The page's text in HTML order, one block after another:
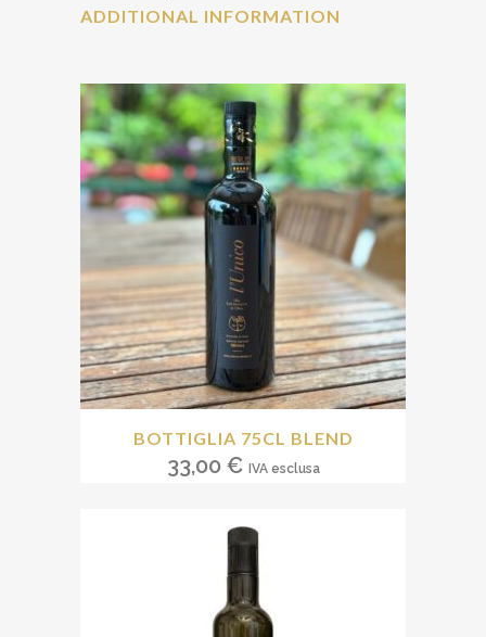
ADDITIONAL INFORMATION
BOTTIGLIA 75CL BLEND
33,00 € IVA esclusa